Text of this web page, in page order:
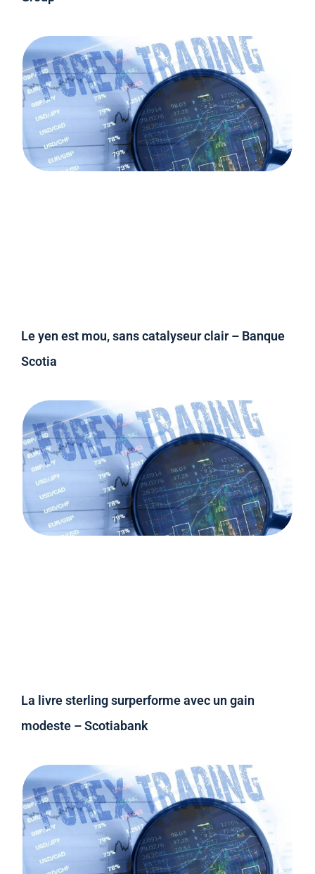
Le yen est mou, sans catalyseur clair – Banque
Scotia
La livre sterling surperforme avec un gain
modeste – Scotiabank